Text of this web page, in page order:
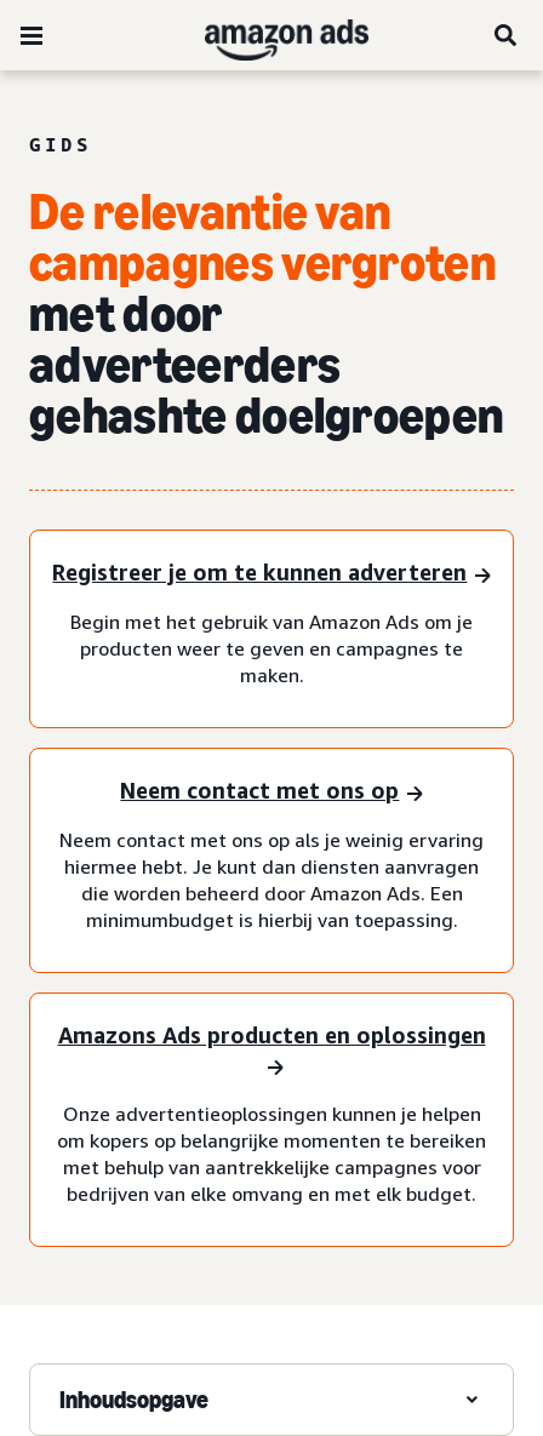
GIDS
De relevantie van
campagnes vergroten
met door
adverteerders
gehashtedoelgroepen
Registreer je om te kunnen adverteren
Begin met het gebruik van Amazon Ads om je
producten weer te geven en campagnes te
maken.
Neem contact met ons op
Neem contact met ons op als je weinig ervaring
hiermee hebt. Je kunt dan diensten aanvragen
die worden beheerd door Amazon Ads. Een
minimumbudget is hierbij van toepassing.
Amazons Ads producten en oplossingen
Onze advertentieoplossingen kunnen je helpen
om kopers op belangrijke momenten te bereiken
met behulp van aantrekkelijke campagnes voor
bedrijven van elke omvang en met elk budget.
Inhoudsopgave